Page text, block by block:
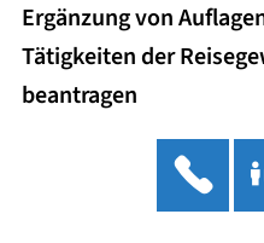
Ergänzung von
Tätigkeiten der
beantragen